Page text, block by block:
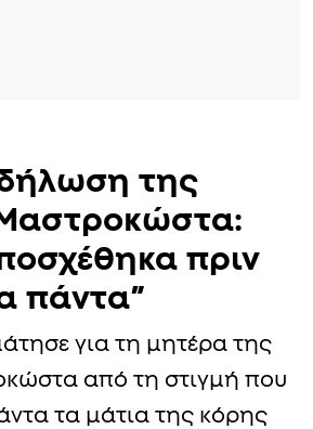
της
πριν
πάντα”
για τη μητέρα της
από τη στιγμή που
τα μάτια της κόρης